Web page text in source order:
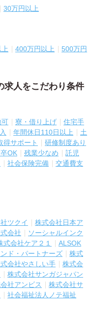
30万円以上
400万円以上
500万円
求人をこだわり条件
可 寮・借り上げ
住宅手
年間休日110日以上
土
得サポート
研修制度あり
OK 残業少なめ
託児
社会保険完備
交通費支
ツクイ
株式会社日本ア
会社
ソーシャルインク
式会社ケア２１
ALSOK
ド・パートナーズ
株式
会社やさしい手
株式会
株式会社サンガジャパン
社アンビス
株式会社サ
社会福祉法人ノテ福祉